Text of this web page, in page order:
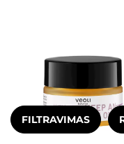
FILTRAVIMAS